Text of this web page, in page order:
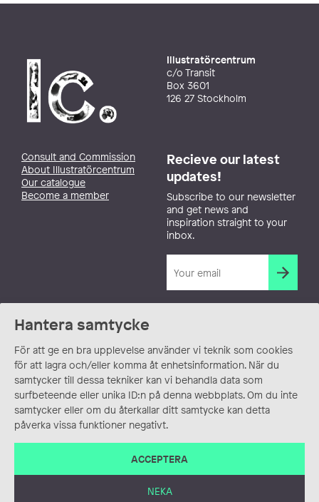
Hantera samtycke
För att ge en bra upplevelse använder vi teknik som cookies
för att lagra och/eller komma åt enhetsinformation. När du
samtycker till dessa tekniker kan vi behandla data som
surfbeteende eller unika ID:n på denna webbplats. Om du inte
samtycker eller om du återkallar ditt samtycke kan detta
påverka vissa funktioner negativt.
ACCEPTERA
NEKA
Illustratörcentrum
c/o Transit
Box 3601
126 27 Stockholm
Consult and Commission
About Illustratörcentrum
Our catalogue
Become a member
Recieve our latest
updates!
Subscribe to our newsletter
and get news and
inspiration straight to your
inbox.